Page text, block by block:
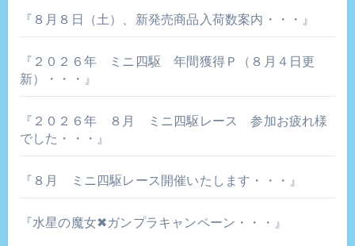
ョ
ン
『８月８日（土）、新発売商品入荷数案内・・・』
『２０２６年 ミニ四駆 年間獲得Ｐ（８月４日更
新）・・・』
『２０２６年 ８月 ミニ四駆レース 参加お疲れ様
でした・・・』
『８月 ミニ四駆レース開催いたします・・・』
『水星の魔女✖ガンプラキャンペーン・・・』